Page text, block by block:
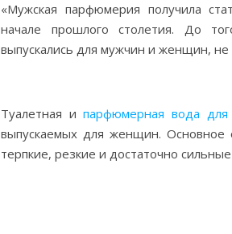
«Мужская парфюмерия получила
начале прошлого столетия. До
выпускались для мужчин и женщин,
Туалетная ипарфюмерная вода для
выпускаемых для женщин. Основное
терпкие, резкие и достаточно